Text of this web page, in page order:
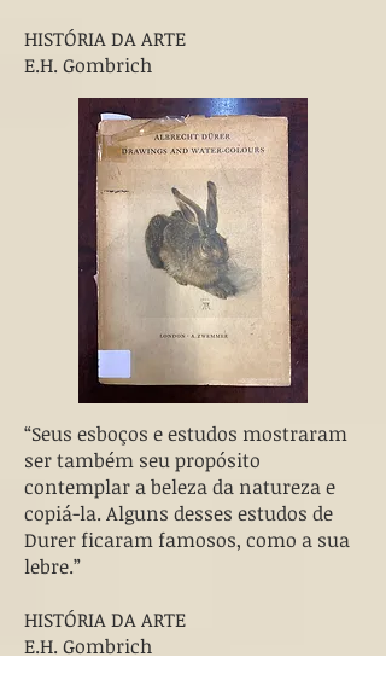
HISTÓRIA DA ARTE
E.H. Gombrich
“Seus esboços e estudos mostraram
ser também seu propósito
contemplar a beleza da natureza e
copiá-la. Alguns desses estudos de
Durer ficaram famosos, como a sua
lebre.”
HISTÓRIA DA ARTE
E.H. Gombrich